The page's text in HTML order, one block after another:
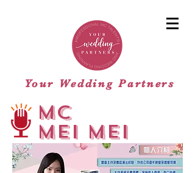
Your Wedding Partners
mc
MEI MEI